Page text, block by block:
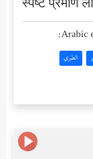
स्पष्ट प्रमाण
Arabic
الطبري